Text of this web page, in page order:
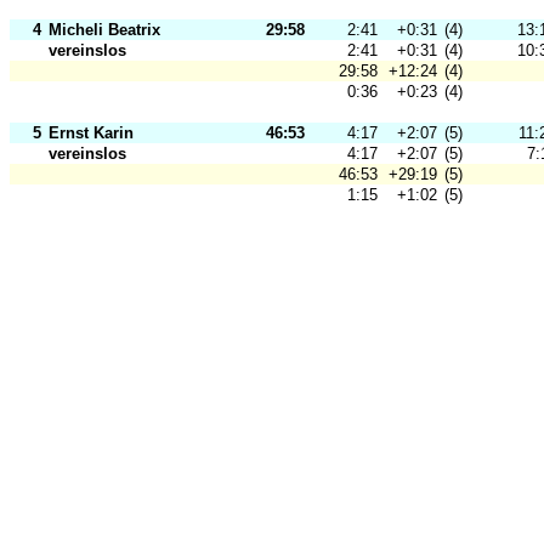
4 Micheli Beatrix 29:58 2:41 +0:31 (4)
vereinslos
2:41 +0:31 (4)
29:58 +12:24 (4)
0:36
+0:23 (4)
5 Ernst Karin 46:53 4:17 +2:07 (5)
vereinslos
4:17 +2:07 (5)
46:53 +29:19 (5)
1:15
+1:02 (5)